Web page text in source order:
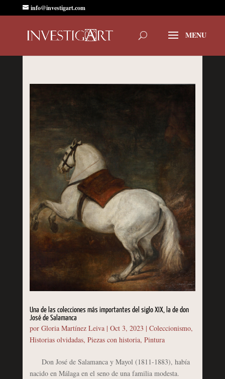
info@investigart.com
Una de las colecciones más importantes del siglo XIX, la de don
José de Salamanca
por Gloria Martínez Leiva| Oct 3, 2023 | Coleccionismo,
Historias olvidadas, Piezas con historia, Pintura
Don José de Salamanca y Mayol (1811-1883), había
nacido en Málaga en el seno de una familia modesta.